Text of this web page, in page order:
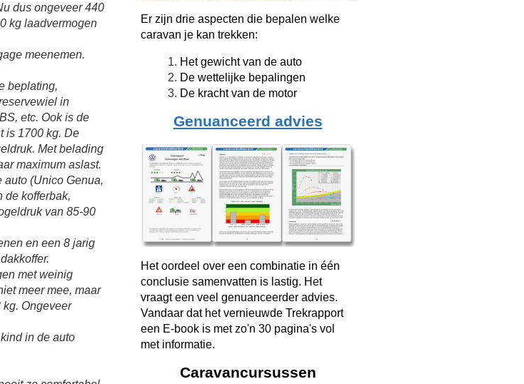
dus ongeveer 440
kg laadvermogen
meenemen.
beplating,
in
etc. Ook is de
is 1700 kg. De
Met belading
maximum aslast.
auto (Unico Genua,
de kofferbak,
van 85-90
en een 8 jarig
met weinig
meer mee, maar
kg. Ongeveer
in de auto
Er zijn drie aspecten die bepalen welke
caravan je kan trekken:
Het gewicht van de auto
De wettelijke bepalingen
De kracht van de motor
Genuanceerd advies
Het oordeel over een combinatie in één
conclusie samenvatten is lastig. Het
vraagt een veel genuanceerder advies.
Vandaar dat het vernieuwde Trekrapport
een E-book is met zo'n 30 pagina's vol
met informatie.
Caravancursussen